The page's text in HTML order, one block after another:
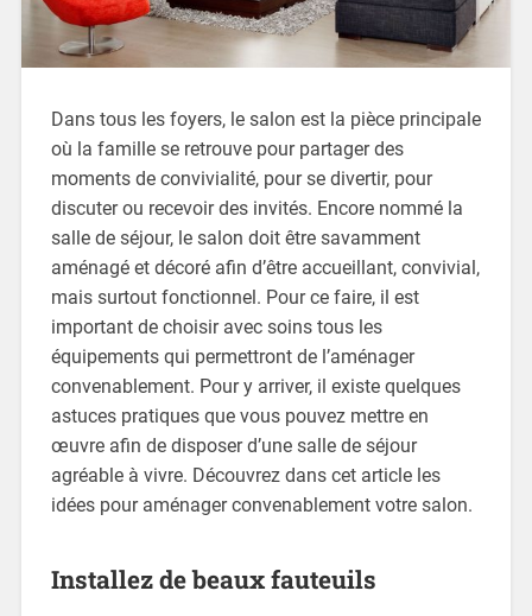
Dans tous les foyers, le salon est la pièce principale
où la famille se retrouve pour partager des
moments de convivialité, pour se divertir, pour
discuter ou recevoir des invités. Encore nommé la
salle de séjour, le salon doit être savamment
aménagé et décoré afin d’être accueillant, convivial,
mais surtout fonctionnel. Pour ce faire, il est
important de choisir avec soins tous les
équipements qui permettront de l’aménager
convenablement. Pour y arriver, il existe quelques
astuces pratiques que vous pouvez mettre en
œuvre afin de disposer d’une salle de séjour
agréable à vivre. Découvrez dans cet article les
idées pour aménager convenablement votre salon.
Installez de beaux fauteuils